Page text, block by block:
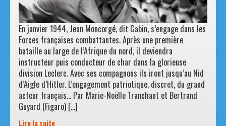
En janvier 1944, Jean Moncorgé, dit Gabin, s’engage dans les
Forces françaises combattantes. Après une première
bataille au large de l’Afrique du nord, il deviendra
instructeur puis conducteur de char dans la glorieuse
division Leclerc. Avec ses compagnons ils iront jusqu’au Nid
d’Aigle d’Hitler. L’engagement patriotique, discret, du grand
acteur français… Par Marie-Noëlle Tranchant et Bertrand